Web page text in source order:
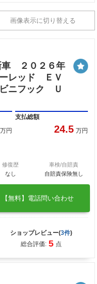
画像表示に切り替える
２０２６年
レッド ＥＶ
ニフック Ｕ
万円
支払総額
24.5 万円
修復歴
なし
車検/自賠責
自賠責保険無し
【無料】電話問い合わせ
ショップレビュー(3件)
総合評価: 5 点